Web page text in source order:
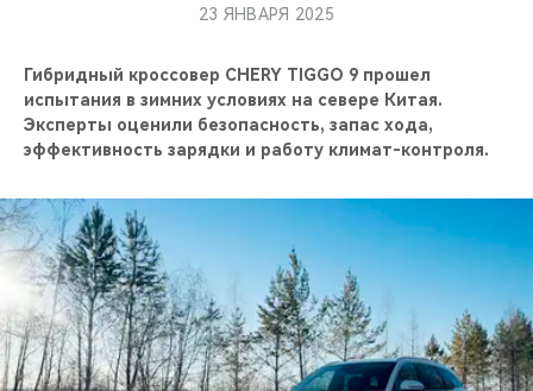
КРОССОВЕРЫ
СЕДАНЫ
НОВИНКИ
ПОДДЕРЖКА
CHERY В СОЦСЕТЯХ
БЛАГОТВОРИТЕЛЬНОСТЬ
CHERY REMOTE
CHERY И СПОРТ
23 ЯНВАРЯ 2025
Гибридный кроссовер CHERY TIGGO 9 прошел
испытания в зимних условиях на севере Китая.
Эксперты оценили безопасность, запас хода,
эффективность зарядки и работу климат-контроля.